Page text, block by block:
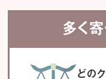
多く
どの